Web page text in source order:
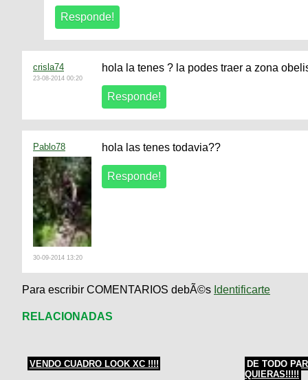
crisla74
23-08-2014 00:20
hola la tenes ? la podes traer a zona
Pablo78
30-09-2014 13:20
hola las tenes todavia??
Para escribir COMENTARIOS debÃ©s Identificarte
RELACIONADAS
VENDO CUADRO LOOK XC !!!!
DE TODO
QUIERAS!!!!!